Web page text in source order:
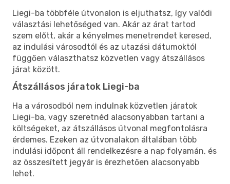
Liegi-ba többféle útvonalon is eljuthatsz, így valódi
választási lehetőséged van. Akár az árat tartod
szem előtt, akár a kényelmes menetrendet keresed,
az indulási városodtól és az utazási dátumoktól
függően választhatsz közvetlen vagy átszállásos
járat között.
Átszállásos járatok Liegi-ba
Ha a városodból nem indulnak közvetlen járatok
Liegi-ba, vagy szeretnéd alacsonyabban tartani a
költségeket, az átszállásos útvonal megfontolásra
érdemes. Ezeken az útvonalakon általában több
indulási időpont áll rendelkezésre a nap folyamán, és
az összesített jegyár is érezhetően alacsonyabb
lehet.